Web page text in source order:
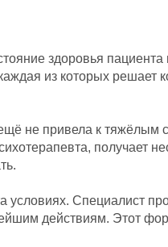
здоровья
из которых решает
не привела к тяжёлым
получает
Специалист
действиям. Этот